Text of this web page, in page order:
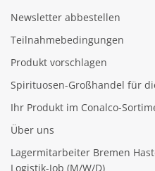
Newsletter abbestellen
Teilnahmebedingungen
Produkt vorschlagen
Spirituosen-Großhandel für
Ihr Produkt im Conalco-
Über uns
Lagermitarbeiter Bremen
Logistik-Job (M/W/D)